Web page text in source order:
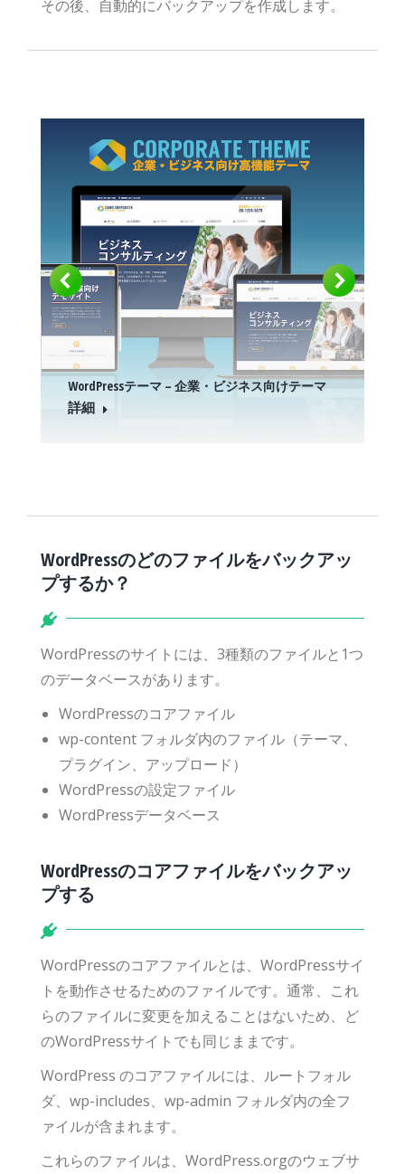
その後、自動的にバックアップを作成します。
WordPressテーマ – 企業・ビジネス向けテーマ
詳細
WordPressのどのファイルをバックアッ
プするか？
WordPressのサイトには、3種類のファイルと1つ
のデータベースがあります。
WordPressのコアファイル
wp-content フォルダ内のファイル（テーマ、
プラグイン、アップロード）
WordPressの設定ファイル
WordPressデータベース
WordPressのコアファイルをバックアッ
プする
WordPressのコアファイルとは、WordPressサイ
トを動作させるためのファイルです。通常、これ
らのファイルに変更を加えることはないため、ど
のWordPressサイトでも同じままです。
WordPress のコアファイルには、ルートフォル
ダ、wp-includes、wp-admin フォルダ内の全フ
ァイルが含まれます。
これらのファイルは、WordPress.orgのウェブサ